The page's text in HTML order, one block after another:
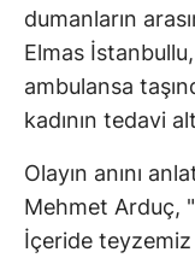
dumanların
Elmas
ambulansa
kadının tedavi
Olayın anını
Mehmet Arduç,
İçeride teyzemiz